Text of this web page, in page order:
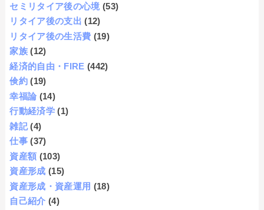
セミリタイア後の心境 (53)
リタイア後の支出 (12)
リタイア後の生活費 (19)
家族 (12)
経済的自由・FIRE (442)
倹約 (19)
幸福論 (14)
行動経済学 (1)
雑記 (4)
仕事 (37)
資産額 (103)
資産形成 (15)
資産形成・資産運用 (18)
自己紹介 (4)